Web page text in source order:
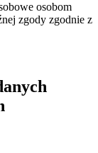
osobom
zgody zgodnie z